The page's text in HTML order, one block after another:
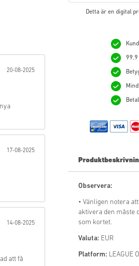
20-08-2025
17-08-2025
14-08-2025
att få
Detta är en digital
99,9
Observera:
• Vänligen notera
aktivera den måste
som kortet.
Valuta: EUR
Platform: LEAGUE